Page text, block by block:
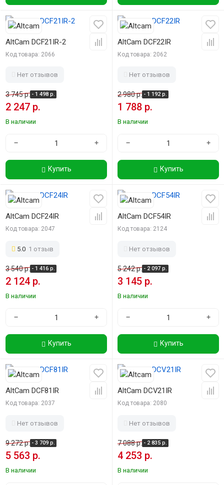
-40%
AltCam DCF21IR-2
Код товара: 2066
Нет отзывов
3 745 р. - 1 498 р.
2 247 р.
В наличии
− +
Купить
-40%
AltCam DCF22IR
Код товара: 2062
Нет отзывов
2 980 р. - 1 192 р.
1 788 р.
В наличии
− +
Купить
-40%
AltCam DCF24IR
Код товара: 2047
5.0 1 отзыв
3 540 р. - 1 416 р.
2 124 р.
В наличии
− +
Купить
-40%
AltCam DCF54IR
Код товара: 2124
Нет отзывов
5 242 р. - 2 097 р.
3 145 р.
В наличии
− +
Купить
-40%
AltCam DCF81IR
Код товара: 2037
Нет отзывов
9 272 р. - 3 709 р.
5 563 р.
В наличии
-40%
AltCam DCV21IR
Код товара: 2080
Нет отзывов
7 088 р. - 2 835 р.
4 253 р.
В наличии